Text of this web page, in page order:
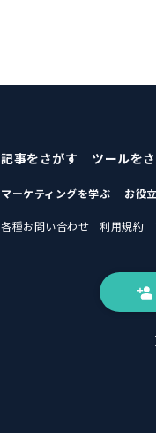
記事をさがす ツールを
マーケティングを学ぶ お役
各種お問い合わせ 利用規約